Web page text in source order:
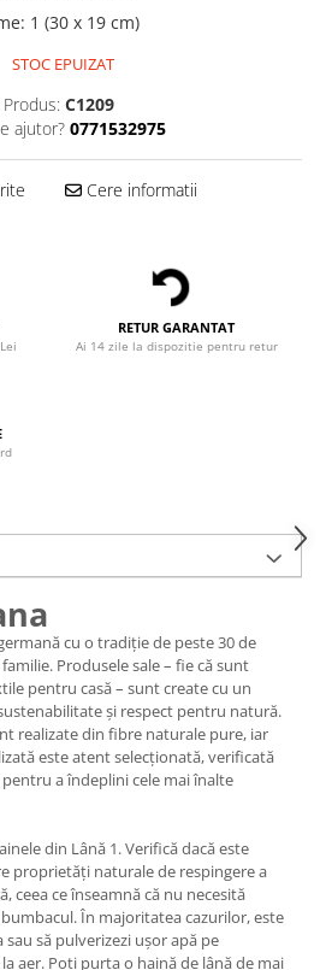
: 1 (30 x 19 cm)
STOC EPUIZAT
C1209
ajutor? 0771532975
Cere informatii
RETUR GARANTAT
Ai 14 zile la dispozitie pentru retur
cu o tradiție de peste 30 de
Produsele sale – fie că sunt
pentru casă – sunt create cu un
și respect pentru natură.
realizate din fibre naturale pure, iar
este atent selecționată, verificată
a îndeplini cele mai înalte
din Lână 1. Verifică dacă este
proprietăți naturale de respingere a
ceea ce înseamnă că nu necesită
În majoritatea cazurilor, este
să pulverizezi ușor apă pe
aer. Poți purta o haină de lână de mai